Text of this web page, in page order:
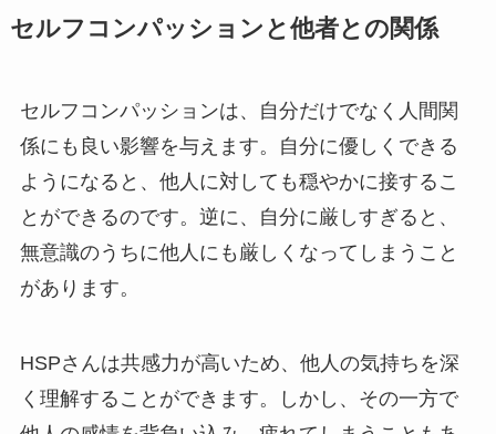
セルフコンパッションと他者との関係
セルフコンパッションは、自分だけでなく人間関
係にも良い影響を与えます。自分に優しくできる
ようになると、他人に対しても穏やかに接するこ
とができるのです。逆に、自分に厳しすぎると、
無意識のうちに他人にも厳しくなってしまうこと
があります。
HSPさんは共感力が高いため、他人の気持ちを深
く理解することができます。しかし、その一方で